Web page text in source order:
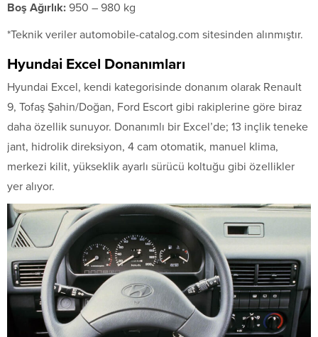
Boş Ağırlık: 950 – 980 kg
*Teknik veriler automobile-catalog.com sitesinden alınmıştır.
Hyundai Excel Donanımları
Hyundai Excel, kendi kategorisinde donanım olarak Renault
9, Tofaş Şahin/Doğan, Ford Escort gibi rakiplerine göre biraz
daha özellik sunuyor. Donanımlı bir Excel’de; 13 inçlik teneke
jant, hidrolik direksiyon, 4 cam otomatik, manuel klima,
merkezi kilit, yükseklik ayarlı sürücü koltuğu gibi özellikler
yer alıyor.